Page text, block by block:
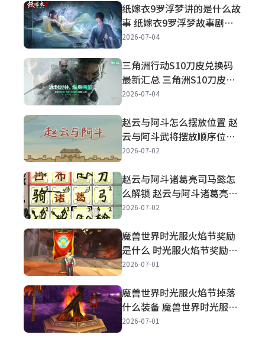
纸嫁衣9罗浮梦讲的是什么故
事 纸嫁衣9罗浮梦故事剧情
一览
2026-07-04
三角洲行动S10刀皮兑换码
最新汇总 三角洲S10刀皮兑
换码最新大全
2026-07-04
赵云与阿斗怎么摆放位置 赵
云与阿斗武将摆放顺序位置
分享
2026-07-02
赵云与阿斗诸葛亮司马懿怎
么解锁 赵云与阿斗诸葛亮司
马懿怎么获得
2026-07-02
魔兽世界时光服火焰节奖励
是什么 时光服火焰节奖励一
览
2026-07-01
魔兽世界时光服火焰节掉落
什么装备 魔兽世界时光服火
焰节装备披风属性一览
2026-07-01